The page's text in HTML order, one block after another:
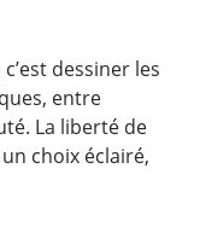
dessiner les
entre
La liberté de
choix éclairé,